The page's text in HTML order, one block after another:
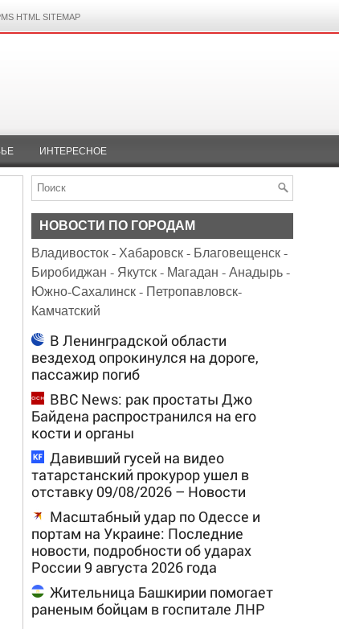
HTML SITEMAP
ИНТЕРЕСНОЕ
НОВОСТИ ПО ГОРОДАМ
Владивосток-Хабаровск- Благовещенск-
Биробиджан - Якутск- Магадан -Анадырь-
Южно-Сахалинск- Петропавловск-
Камчатский
В Ленинградской области
вездеход опрокинулся на дороге,
пассажир погиб
BBC News: рак простаты Джо
Байдена распространился на его
кости и органы
Давивший гусей на видео
татарстанский прокурор ушел в
отставку 09/08/2026 – Новости
Масштабный удар по Одессе и
портам на Украине: Последние
новости, подробности об ударах
России 9 августа 2026 года
Жительница Башкирии помогает
раненым бойцам в госпитале ЛНР